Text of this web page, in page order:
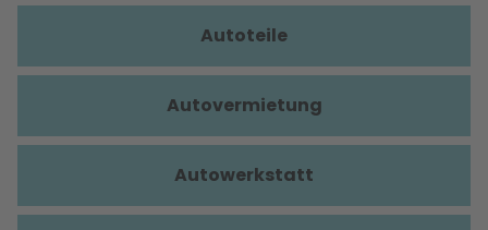
Autoteile
Autovermietung
Autowerkstatt